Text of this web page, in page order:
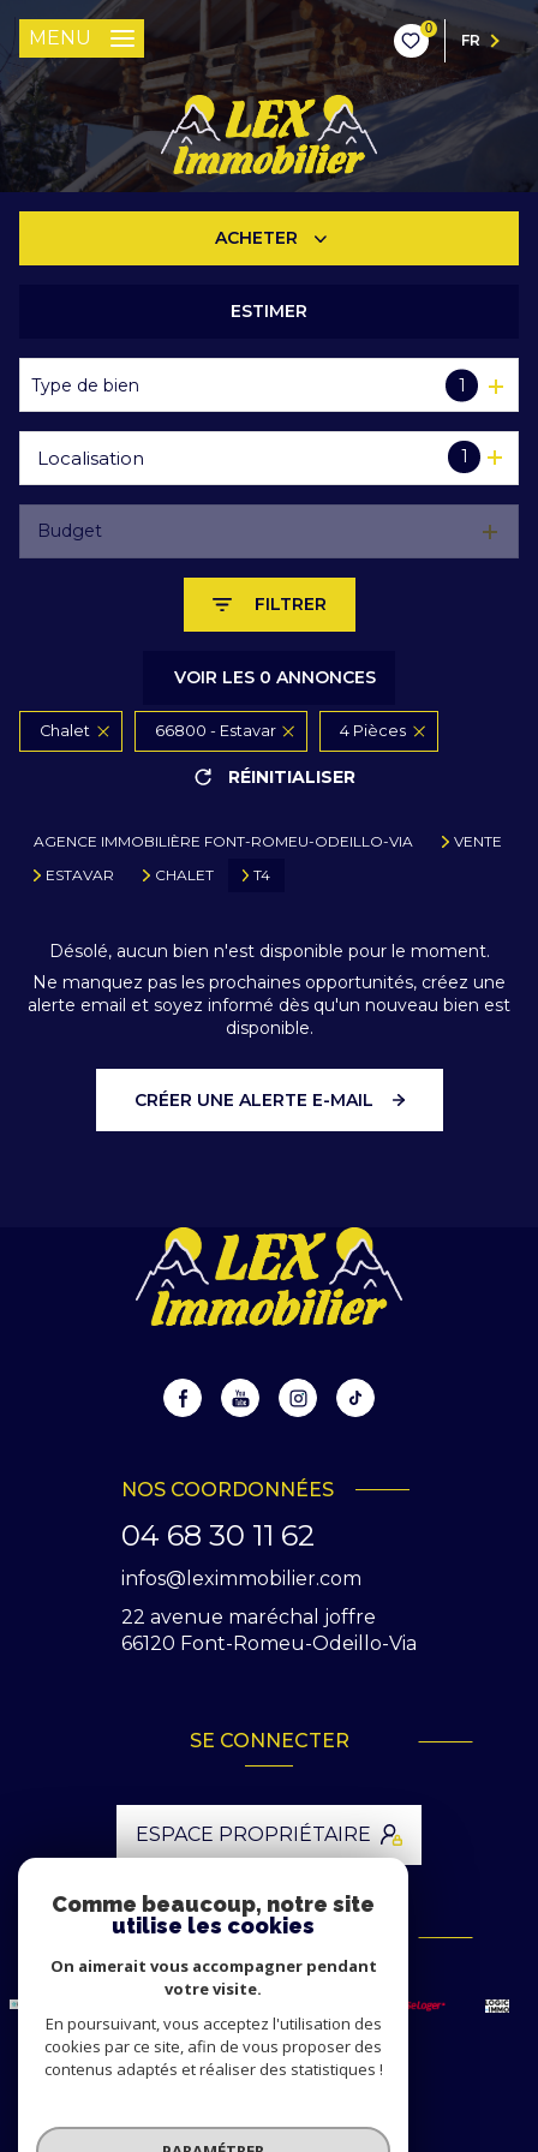
0
FR
MENU
ACHETER
ESTIMER
Type de bien 1
1
Localisation
Budget
FILTRER
VOIR LES 0 ANNONCES
Chalet 66800 - Estavar 4 Pièces
RÉINITIALISER
AGENCE IMMOBILIÈRE FONT-ROMEU-ODEILLO-VIA
VENTE
ESTAVAR
CHALET T4
Désolé, aucun bien n'est disponible pour le moment.
Ne manquez pas les prochaines opportunités, créez une
alerte email et soyez informé dès qu'un nouveau bien est
disponible.
CRÉER UNE ALERTE E-MAIL
NOS COORDONNÉES
04 68 30 11 62
infos@leximmobilier.com
22 avenue maréchal joffre
66120 Font-Romeu-Odeillo-Via
SE CONNECTER
ESPACE PROPRIÉTAIRE
ADHÉRENTS
© 2026 | Tous droits réservés
Comme beaucoup, notre site
utilise les cookies
On aimerait vous accompagner pendant
votre visite.
En poursuivant, vous acceptez l'utilisation des
cookies par ce site, afin de vous proposer des
contenus adaptés et réaliser des statistiques !